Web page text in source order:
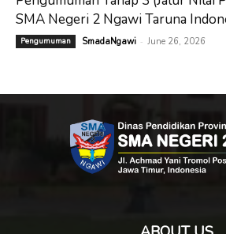
SMA Negeri 2 Ngawi Taruna
Pengumuman SmadaNgawi - June 26, 2026